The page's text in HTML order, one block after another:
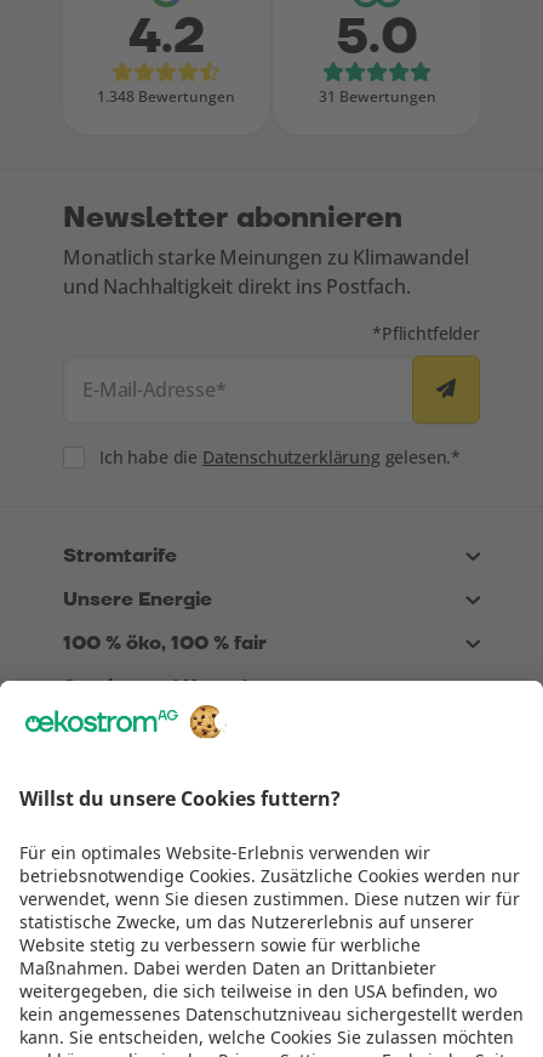
Bewertungen bei Google
4.2
1.348 Bewertungen
5.0
31 Bewertungen
Newsletter abonnieren
Monatlich starke Meinungen zu Klimawandel
und Nachhaltigkeit direkt ins Postfach.
Mit * markierte
*Pflichtfelder
E-Mail-Adresse*
ConsentIch habe die Datenschutzerklärunggelesen.*
Wir sind
TÜV zertifiziert
Stromtarife
Unsere Energie
100 % öko, 100 % fair
Service und Kontakt
Über Uns